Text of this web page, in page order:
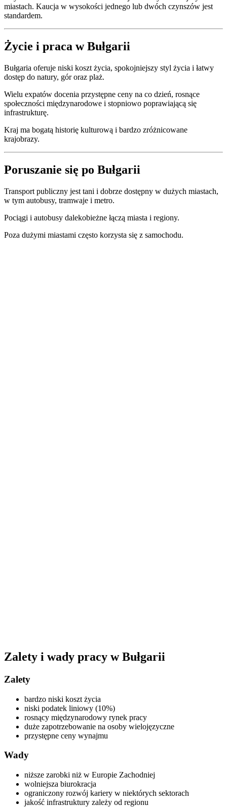
miastach. Kaucja w wysokości jednego lub dwóch czynszów jest
standardem.
Życie i praca w Bułgarii
Bułgaria oferuje niski koszt życia, spokojniejszy styl życia i łatwy
dostęp do natury, gór oraz plaż.
Wielu expatów docenia przystępne ceny na co dzień, rosnące
społeczności międzynarodowe i stopniowo poprawiającą się
infrastrukturę.
Kraj ma bogatą historię kulturową i bardzo zróżnicowane
krajobrazy.
Poruszanie się po Bułgarii
Transport publiczny jest tani i dobrze dostępny w dużych miastach,
w tym autobusy, tramwaje i metro.
Pociągi i autobusy dalekobieżne łączą miasta i regiony.
Poza dużymi miastami często korzysta się z samochodu.
Zalety i wady pracy w Bułgarii
Zalety
bardzo niski koszt życia
niski podatek liniowy (10%)
rosnący międzynarodowy rynek pracy
duże zapotrzebowanie na osoby wielojęzyczne
przystępne ceny wynajmu
Wady
niższe zarobki niż w Europie Zachodniej
wolniejsza biurokracja
ograniczony rozwój kariery w niektórych sektorach
jakość infrastruktury zależy od regionu